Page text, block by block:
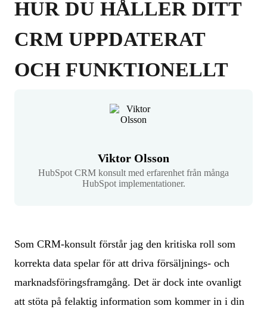
HUR DU HÅLLER DITT
CRM UPPDATERAT
OCH FUNKTIONELLT
Viktor Olsson
HubSpot CRM konsult med erfarenhet från många
HubSpot implementationer.
Som CRM-konsult förstår jag den kritiska roll som
korrekta data spelar för att driva försäljnings- och
marknadsföringsframgång. Det är dock inte ovanligt
att stöta på felaktig information som kommer in i din